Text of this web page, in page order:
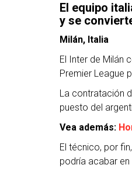
El equipo
y se
Milán, Italia
El Inter de Milán
Premier League
La contratación
puesto del
Vea además:
El técnico, por
podría acabar en